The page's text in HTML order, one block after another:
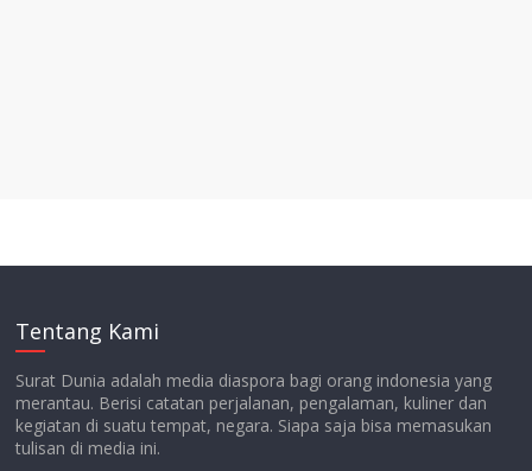
Tentang Kami
Surat Dunia adalah media diaspora bagi orang indonesia yang
merantau. Berisi catatan perjalanan, pengalaman, kuliner dan
kegiatan di suatu tempat, negara. Siapa saja bisa memasukan
tulisan di media ini.